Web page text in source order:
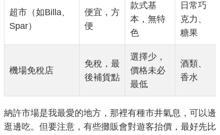
超市（如Billa、
Spar）
便宜，方
便
款式基
本，無特
色
日常巧
克力、
糖果
機場免稅店
免稅，最
後補貨點
選擇少，
價格未必
最低
酒類、
香水
納許市場是我最愛的地方，那裡有種市井氣息，可以邊
逛邊吃。但要注意，有些攤販會對遊客抬價，最好先比